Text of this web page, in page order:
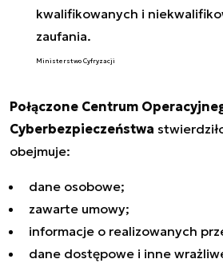
kwalifikowanych i
zaufania.
Ministerstwo Cyfryzacji
Połączone Centrum
Cyberbezpieczeństwa
obejmuje:
dane osobowe;
zawarte umowy;
informacje o realizowanych
dane dostępowe i inne